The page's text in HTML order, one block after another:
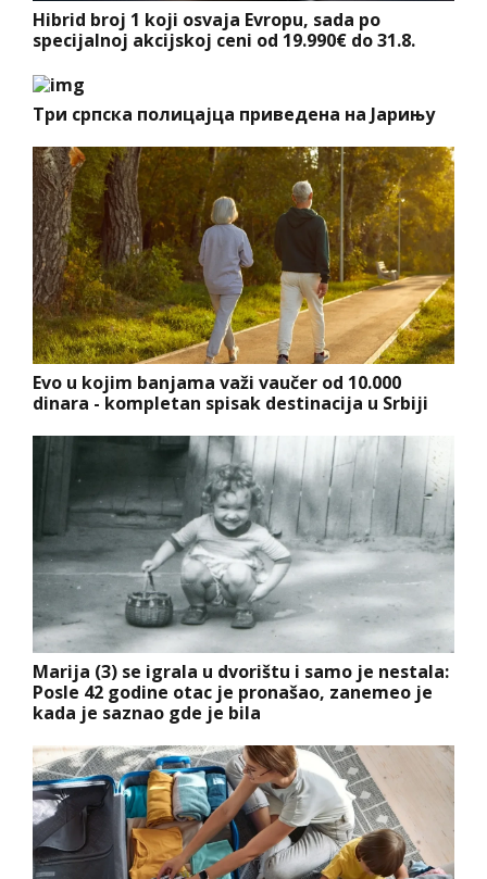
Hibrid broj 1 koji osvaja Evropu, sada po
specijalnoj akcijskoj ceni od 19.990€ do 31.8.
Три српска полицајца приведена на Јарињу
Evo u kojim banjama važi vaučer od 10.000
dinara - kompletan spisak destinacija u Srbiji
Marija (3) se igrala u dvorištu i samo je nestala:
Posle 42 godine otac je pronašao, zanemeo je
kada je saznao gde je bila